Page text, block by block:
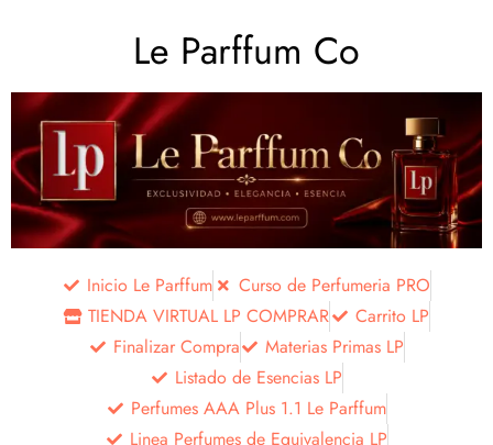
Le Parffum Co
Inicio Le Parffum
Curso de Perfumeria PRO
TIENDA VIRTUAL LP COMPRAR
Carrito LP
Finalizar Compra
Materias Primas LP
Listado de Esencias LP
Perfumes AAA Plus 1.1 Le Parffum
Linea Perfumes de Equivalencia LP